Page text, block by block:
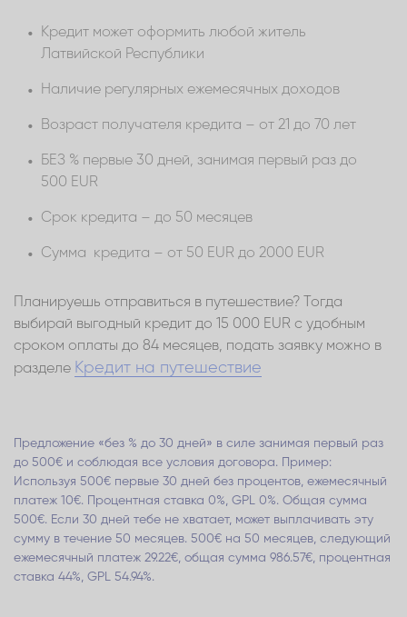
Кредит может оформить любой житель
Латвийской Республики
Наличие регулярных ежемесячных доходов
Возраст получателя кредита – от 21 до 70 лет
БЕЗ % первые 30 дней, занимая первый раз до
500 EUR
Срок кредита – до 50 месяцев
Сумма кредита – от 50 EUR до 2000 EUR
Планируешь отправиться в путешествие? Тогда
выбирай выгодный кредит до 15 000 EUR с удобным
сроком оплаты до 84 месяцев, подать заявку можно в
разделе Кредит на путешествие
Предложение «без % до 30 дней» в силе занимая первый раз
до 500€ и соблюдая все условия договора. Пример:
Используя 500€ первые 30 дней без процентов, ежемесячный
платеж 10€. Процентная ставка 0%, GPL 0%. Общая сумма
500€. Если 30 дней тебе не хватает, может выплачивать эту
сумму в течение 50 месяцев. 500€ на 50 месяцев, следующий
ежемесячный платеж 29.22€, общая сумма 986.57€, процентная
ставка 44%, GPL 54.94%.